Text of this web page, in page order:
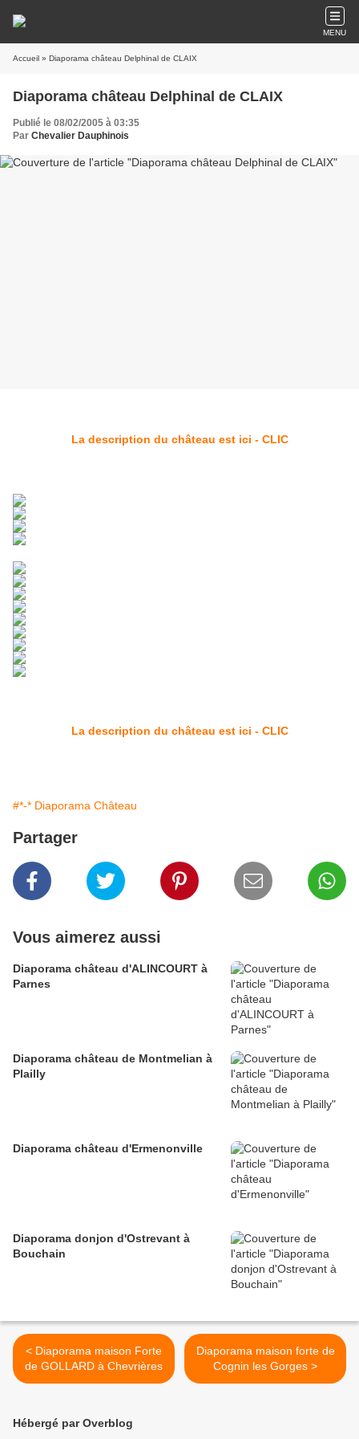
MENU
Accueil » Diaporama château Delphinal de CLAIX
Diaporama château Delphinal de CLAIX
Publié le 08/02/2005 à 03:35
Par Chevalier Dauphinois
La description du château est ici - CLIC
La description du château est ici - CLIC
#*-* Diaporama Château
Partager
Vous aimerez aussi
Diaporama château d'ALINCOURT à
Parnes
Diaporama château de Montmelian à
Plailly
Diaporama château d'Ermenonville
Diaporama donjon d'Ostrevant à
Bouchain
< Diaporama maison Forte
de GOLLARD à Chevrières
Diaporama maison forte de
Cognin les Gorges >
Hébergé par Overblog